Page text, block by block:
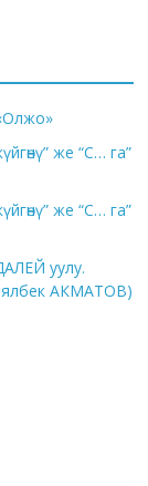
же “С… га”
же “С… га”
уулу.
АКМАТОВ)